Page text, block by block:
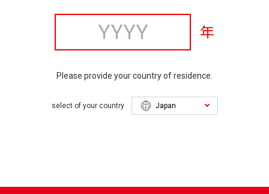
年
Please provide your country of residence.
select of your country